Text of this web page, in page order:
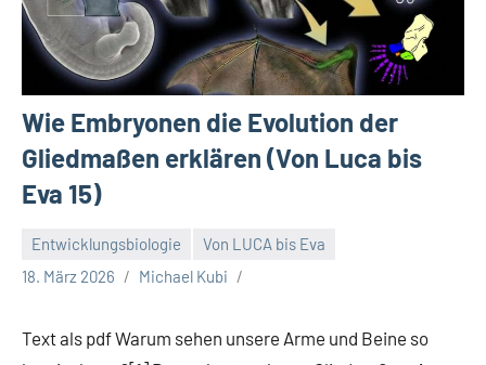
Wie Embryonen die Evolution der
Gliedmaßen erklären (Von Luca bis
Eva 15)
Entwicklungsbiologie
Von LUCA bis Eva
18. März 2026
Michael Kubi
Text als pdf Warum sehen unsere Arme und Beine so